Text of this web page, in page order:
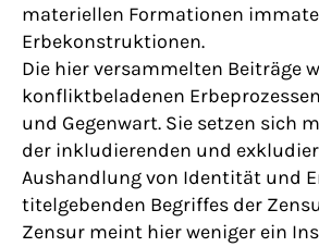
materiellen Formationen
Erbekonstruktionen.
Die hier versammelten Beiträge
konfliktbeladenen
und Gegenwart. Sie setzen sich
der inkludierenden und
Aushandlung von Identität und
titelgebenden Begriffes der
Zensur meint hier weniger ein